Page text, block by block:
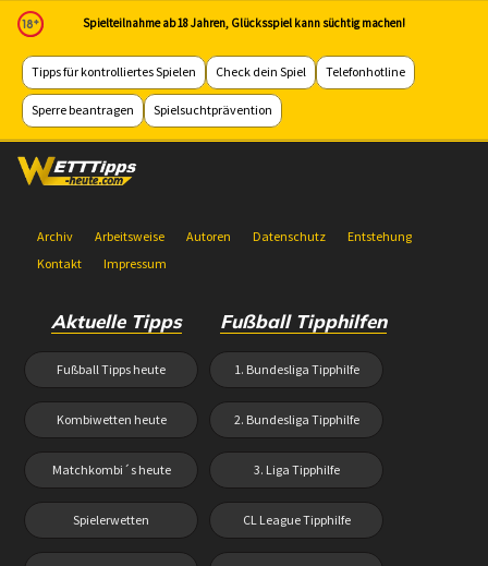
Spielteilnahme ab 18 Jahren, Glücksspiel kann süchtig machen!
Tipps für kontrolliertes Spielen Check dein Spiel Telefonhotline
Sperre beantragen Spielsuchtprävention
Archiv Arbeitsweise Autoren Datenschutz
Entstehung
Kontakt
Impressum
Aktuelle Tipps
Fußball Tipps heute
Kombiwetten heute
Matchkombi´s heute
Spielerwetten
Fußball Tipphilfen
1. Bundesliga Tipphilfe
2. Bundesliga Tipphilfe
3. Liga Tipphilfe
CL League Tipphilfe